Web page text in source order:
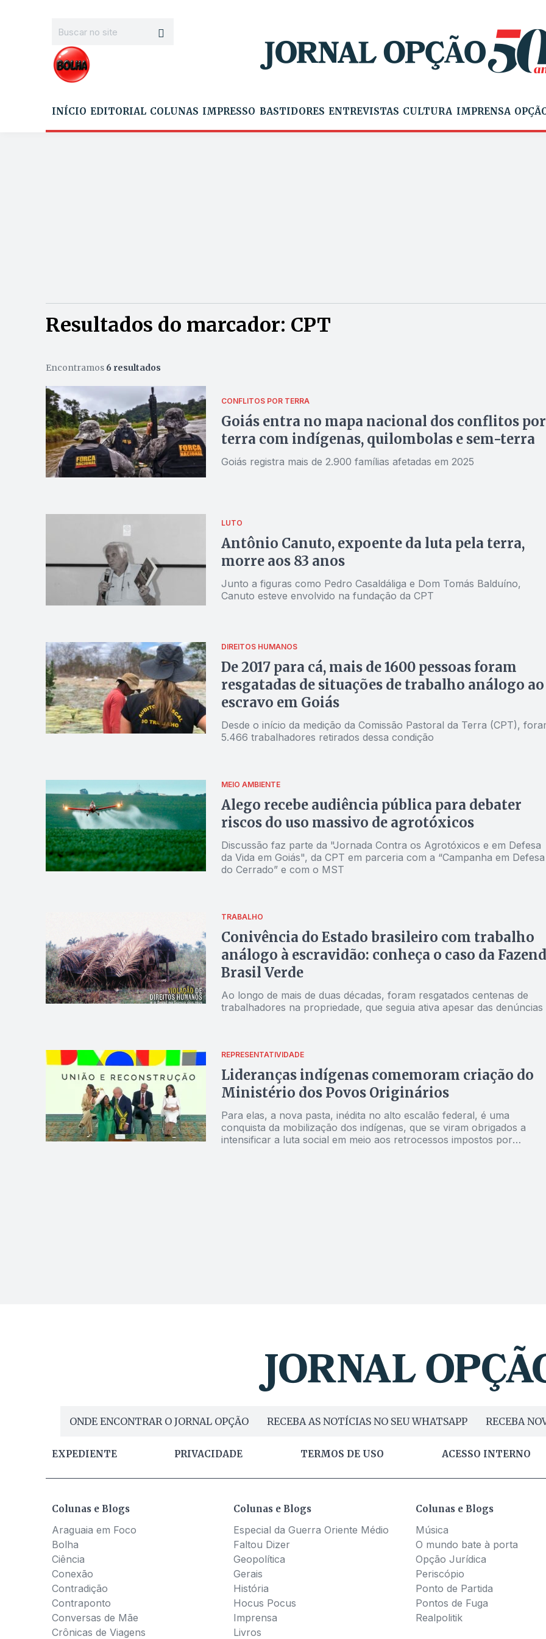
INÍCIO EDITORIAL COLUNAS IMPRESSO BASTIDORES ENTREVISTAS CULTURA IMPRENSA
Resultados do marcador: CPT
Encontramos 6 resultados
CONFLITOS POR TERRA
Goiás entra no mapa nacional dos conflitos por
terra com indígenas, quilombolas e sem-terra
Goiás registra mais de 2.900 famílias afetadas em 2025
LUTO
Antônio Canuto, expoente da luta pela terra,
morre aos 83 anos
Junto a figuras como Pedro Casaldáliga e Dom Tomás Balduíno,
Canuto esteve envolvido na fundação da CPT
DIREITOS HUMANOS
De 2017 para cá, mais de 1600 pessoas foram
resgatadas de situações de trabalho análogo ao
escravo em Goiás
Desde o início da medição da Comissão Pastoral da Terra (CPT),
5.466 trabalhadores retirados dessa condição
MEIO AMBIENTE
Alego recebe audiência pública para debater
riscos do uso massivo de agrotóxicos
Discussão faz parte da "Jornada Contra os Agrotóxicos e em Defesa
da Vida em Goiás", da CPT em parceria com a “Campanha em Defesa
do Cerrado” e com o MST
TRABALHO
Conivência do Estado brasileiro com trabalho
análogo à escravidão: conheça o caso da
Brasil Verde
Ao longo de mais de duas décadas, foram resgatados centenas de
trabalhadores na propriedade, que seguia ativa apesar das denúncias
REPRESENTATIVIDADE
Lideranças indígenas comemoram criação do
Ministério dos Povos Originários
Para elas, a nova pasta, inédita no alto escalão federal, é uma
conquista da mobilização dos indígenas, que se viram obrigados a
intensificar a luta social em meio aos retrocessos impostos por
ONDE ENCONTRAR O JORNAL OPÇÃO RECEBA AS NOTÍCIAS NO SEU WHATSAPP RECEBA
EXPEDIENTE PRIVACIDADE TERMOS DE USO ACESSO INTERNO
Colunas e Blogs
Araguaia em Foco
Bolha
Ciência
Conexão
Contradição
Contraponto
Conversas de Mãe
Crônicas de Viagens
Colunas e Blogs
Especial da Guerra Oriente Médio
Faltou Dizer
Geopolítica
Gerais
História
Hocus Pocus
Imprensa
Livros
Colunas e Blogs
Música
O mundo bate à porta
Opção Jurídica
Periscópio
Ponto de Partida
Pontos de Fuga
Realpolitik